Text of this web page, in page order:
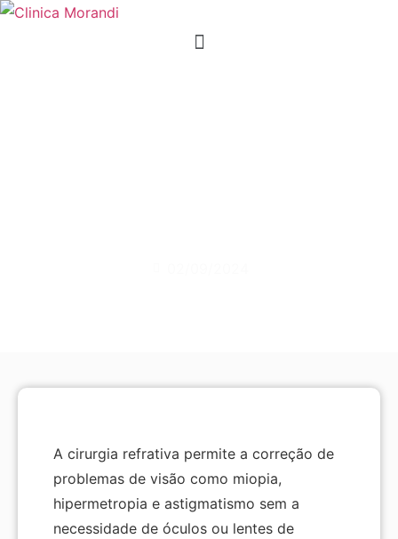
A cirurgia refrativa permite a correção de
problemas de visão como miopia,
hipermetropia e astigmatismo sem a
necessidade de óculos ou lentes de